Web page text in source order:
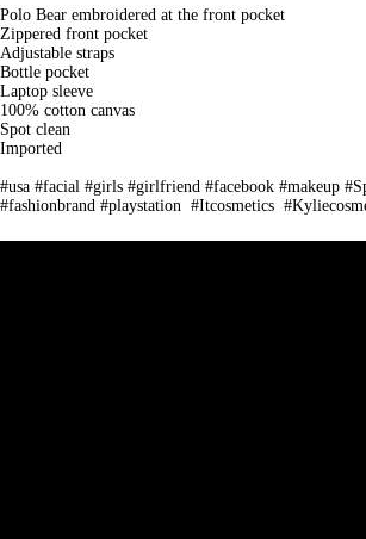
Polo Bear embroidered at the front pocket
Zippered front pocket
Adjustable straps
Bottle pocket
Laptop sleeve
100% cotton canvas
Spot clean
Imported
#usa #facial #girls #girlfriend #facebook #makeup
#fashionbrand #playstation #Itcosmetics